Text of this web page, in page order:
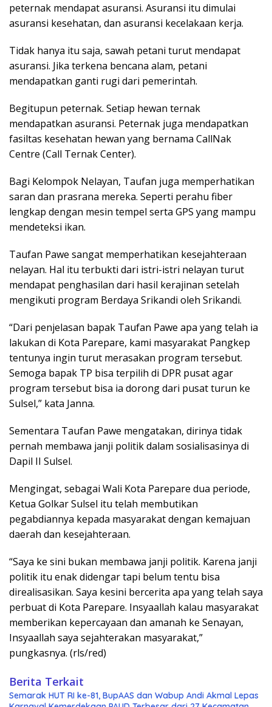
peternak mendapat asuransi. Asuransi itu dimulai
asuransi kesehatan, dan asuransi kecelakaan kerja.
Tidak hanya itu saja, sawah petani turut mendapat
asuransi. Jika terkena bencana alam, petani
mendapatkan ganti rugi dari pemerintah.
Begitupun peternak. Setiap hewan ternak
mendapatkan asuransi. Peternak juga mendapatkan
fasiltas kesehatan hewan yang bernama CallNak
Centre (Call Ternak Center).
Bagi Kelompok Nelayan, Taufan juga memperhatikan
saran dan prasrana mereka. Seperti perahu fiber
lengkap dengan mesin tempel serta GPS yang mampu
mendeteksi ikan.
Taufan Pawe sangat memperhatikan kesejahteraan
nelayan. Hal itu terbukti dari istri-istri nelayan turut
mendapat penghasilan dari hasil kerajinan setelah
mengikuti program Berdaya Srikandi oleh Srikandi.
“Dari penjelasan bapak Taufan Pawe apa yang telah ia
lakukan di Kota Parepare, kami masyarakat Pangkep
tentunya ingin turut merasakan program tersebut.
Semoga bapak TP bisa terpilih di DPR pusat agar
program tersebut bisa ia dorong dari pusat turun ke
Sulsel,” kata Janna.
Sementara Taufan Pawe mengatakan, dirinya tidak
pernah membawa janji politik dalam sosialisasinya di
Dapil II Sulsel.
Mengingat, sebagai Wali Kota Parepare dua periode,
Ketua Golkar Sulsel itu telah membutikan
pegabdiannya kepada masyarakat dengan kemajuan
daerah dan kesejahteraan.
“Saya ke sini bukan membawa janji politik. Karena janji
politik itu enak didengar tapi belum tentu bisa
direalisasikan. Saya kesini bercerita apa yang telah saya
perbuat di Kota Parepare. Insyaallah kalau masyarakat
memberikan kepercayaan dan amanah ke Senayan,
Insyaallah saya sejahterakan masyarakat,”
pungkasnya. (rls/red)
Berita Terkait
Semarak HUT RI ke-81, BupAAS dan Wabup Andi Akmal Lepas